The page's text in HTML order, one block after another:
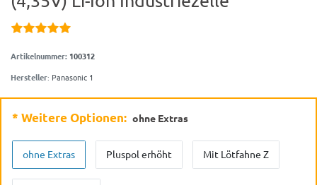
Artikelnummer: 100312
Hersteller: Panasonic 1
* Weitere Optionen: ohne Extras
ohne Extras Pluspol erhöht Mit Lötfahne Z